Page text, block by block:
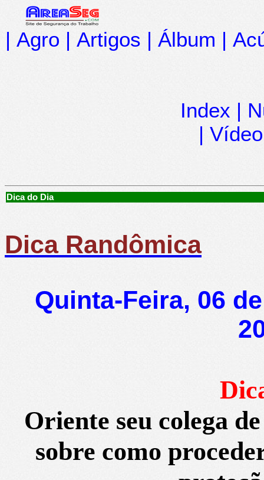
| Agro | Artigos | Álbum |
Index |
| Vídeo
Dica do Dia
Dica Randômica
Quinta-Feira, 06
Oriente seu colega
sobre como